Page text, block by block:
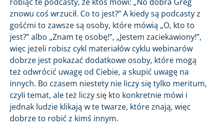
znowu coś wrzucił. Co to jest?” A kiedy są podcasty z
gośćmi to zawsze są osoby, które mówią „O, kto to
jest?” albo „Znam tę osobę!”, „Jestem zaciekawiony!”,
więc jeżeli robisz cykl materiałów cyklu webinarów
dobrze jest pokazać dodatkowe osoby, które mogą
też odwrócić uwagę od Ciebie, a skupić uwagę na
innych. Bo czasem niestety nie liczy się tylko meritum,
czyli temat, ale też liczy się kto konkretnie mówi i
jednak ludzie klikają w te twarze, które znają, więc
dobrze to robić z kimś innym.